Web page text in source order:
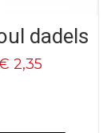
dadels
2,35